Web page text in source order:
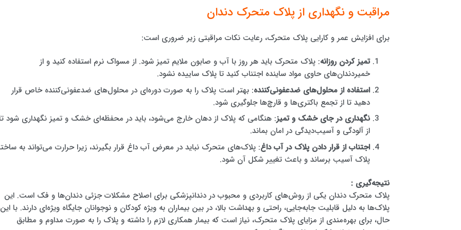
مراقبت و نگهداری از پلاک متحرک دندان
برای افزایش عمر و کارایی پلاک متحرک، رعایت نکات مراقبتی زیر ضروری است:
تمیز کردن روزانه: پلاک متحرک باید هر روز با آب و صابون ملایم تمیز شود. از مسواک نرم استفاده کنید و از
خمیردندان‌های حاوی مواد ساینده اجتناب کنید تا پلاک ساییده نشود.
استفاده از محلول‌های ضدعفونی‌کننده: بهتر است پلاک را به صورت دوره‌ای در محلول‌های ضدعفونی‌کننده خاص قرار
دهید تا از تجمع باکتری‌ها و قارچ‌ها جلوگیری شود.
نگهداری در جای خشک و تمیز: هنگامی که پلاک از دهان خارج می‌شود، باید در محفظه‌ای خشک و تمیز نگهداری شود
از آلودگی و آسیب‌دیدگی در امان بماند.
اجتناب از قرار دادن پلاک در آب داغ: پلاک‌های متحرک نباید در معرض آب داغ قرار بگیرند، زیرا حرارت می‌تواند به
پلاک آسیب برساند و باعث تغییر شکل آن شود.
نتیجه‌گیری :
پلاک متحرک دندان یکی از روش‌های کاربردی و محبوب در دندانپزشکی برای اصلاح مشکلات جزئی دندان‌ها و فک است. این
پلاک‌ها به دلیل قابلیت جابه‌جایی، راحتی و بهداشت بالا، در بین بیماران به ویژه کودکان و نوجوانان جایگاه ویژه‌ای دارند. با این
حال، برای بهره‌مندی از مزایای پلاک متحرک، نیاز است که بیمار همکاری لازم را داشته و پلاک را به صورت مداوم و مطابق